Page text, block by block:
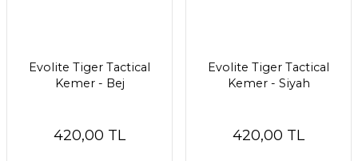
Evolite Tiger Tactical
Kemer - Bej
420,00 TL
Evolite Tiger Tactical
Kemer - Siyah
420,00 TL